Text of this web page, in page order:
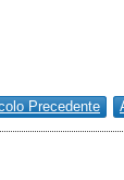
Precedente